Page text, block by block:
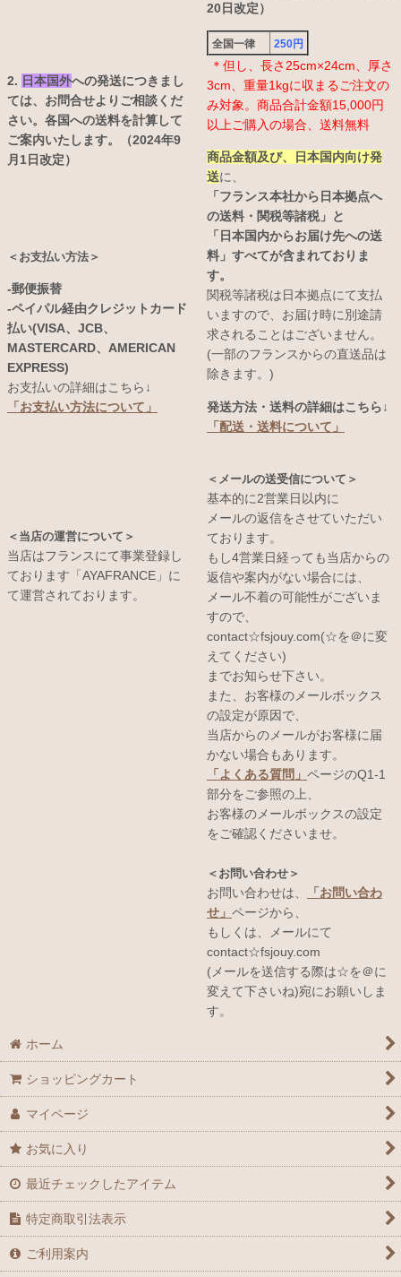
2. 日本国外への発送につきまし
ては、お問合せよりご相談くだ
さい。各国への送料を計算して
ご案内いたします。（2024年9
月1日改定）
＜お支払い方法＞
-郵便振替
-ペイパル経由クレジットカード
払い(VISA、JCB、
MASTERCARD、AMERICAN
EXPRESS)
お支払いの詳細はこちら↓
「お支払い方法について」
＜当店の運営について＞
当店はフランスにて事業登録し
ております「AYAFRANCE」に
て運営されております。
20日改定）
全国一律 250円
＊但し、長さ25cm×24cm、厚さ
3cm、重量1kgに収まるご注文の
み対象。商品合計金額15,000円
以上ご購入の場合、送料無料
商品金額及び、日本国内向け発
送に、
「フランス本社から日本拠点へ
の送料・関税等諸税」と
「日本国内からお届け先への送
料」すべてが含まれておりま
す。
関税等諸税は日本拠点にて支払
いますので、お届け時に別途請
求されることはございません。
(一部のフランスからの直送品は
除きます。)
発送方法・送料の詳細はこちら↓
「配送・送料について」
＜メールの送受信について＞
基本的に2営業日以内に
メールの返信をさせていただい
ております。
もし4営業日経っても当店からの
返信や案内がない場合には、
メール不着の可能性がございま
すので、
contact☆fsjouy.com(☆を＠に変
えてください)
までお知らせ下さい。
また、お客様のメールボックス
の設定が原因で、
当店からのメールがお客様に届
かない場合もあります。
「よくある質問」 ページのQ1-1
部分をご参照の上、
お客様のメールボックスの設定
をご確認くださいませ。
＜お問い合わせ＞
お問い合わせは、
「お問い合わ
せ」 ページから、
もしくは、メールにて
contact☆fsjouy.com
(メールを送信する際は☆を＠に
変えて下さいね)宛にお願いしま
す。
ホーム
ショッピングカート
マイページ
お気に入り
最近チェックしたアイテム
特定商取引法表示
ご利用案内